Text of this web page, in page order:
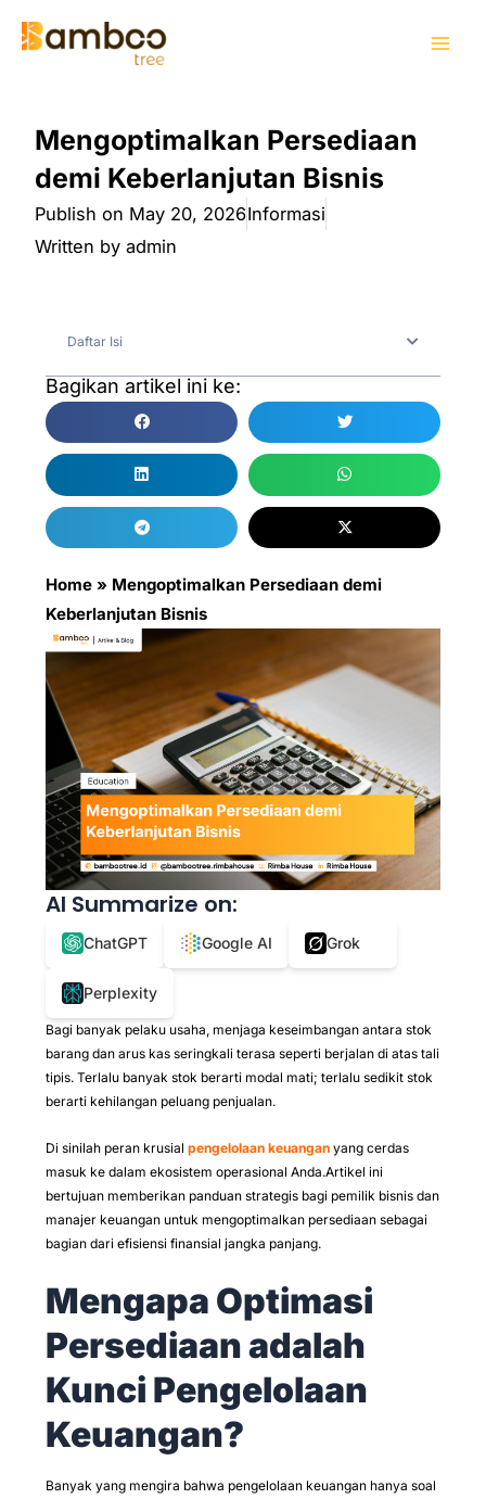
Mengoptimalkan Persediaan
demi Keberlanjutan Bisnis
Publish on May 20, 2026Informasi
Written by admin
Daftar Isi
Bagikan artikel ini ke:
Home » Mengoptimalkan Persediaan demi
Keberlanjutan Bisnis
AI Summarize on:
ChatGPT Google AI Grok
Perplexity
Bagi banyak pelaku usaha, menjaga keseimbangan antara stok
barang dan arus kas seringkali terasa seperti berjalan di atas tali
tipis. Terlalu banyak stok berarti modal mati; terlalu sedikit stok
berarti kehilangan peluang penjualan.
Di sinilah peran krusial pengelolaan keuangan yang cerdas
masuk ke dalam ekosistem operasional Anda.Artikel ini
bertujuan memberikan panduan strategis bagi pemilik bisnis dan
manajer keuangan untuk mengoptimalkan persediaan sebagai
bagian dari efisiensi finansial jangka panjang.
Mengapa Optimasi
Persediaan adalah
Kunci Pengelolaan
Keuangan?
Banyak yang mengira bahwa pengelolaan keuangan hanya soal